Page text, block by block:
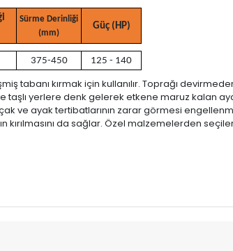
Sürme Derinliği
(mm)
Güç (HP)
375-450 125 - 140
tabanı kırmak için kullanılır. Toprağı
taşlı yerlere denk gelerek etkene maruz kalan
ve ayak tertibatlarının zarar görmesi
kırılmasını da sağlar. Özel malzemelerden